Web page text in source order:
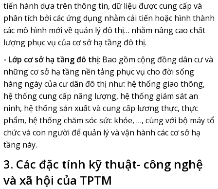
tiến hành dựa trên thông tin, dữ liệu được cung cấp và
phân tích bởi các ứng dụng nhằm cải tiến hoặc hình thành
các mô hình mới về quản lý đô thị… nhằm nâng cao chất
lượng phục vụ của cơ sở hạ tầng đô thị.
- Lớp cơ sở hạ tầng đô thị: Bao gồm cộng đồng dân cư và
những cơ sở hạ tầng nền tảng phục vụ cho đời sống
hàng ngày của cư dân đô thị như: hệ thống giao thông,
hệ thống cung cấp năng lượng, hệ thống giám sát an
ninh, hệ thống sản xuất và cung cấp lương thực, thực
phẩm, hệ thống chăm sóc sức khỏe, …, cùng với bộ máy tổ
chức và con người để quản lý và vận hành các cơ sở hạ
tầng này.
3. Các đặc tính kỹ thuật- công nghệ
và xã hội của TPTM